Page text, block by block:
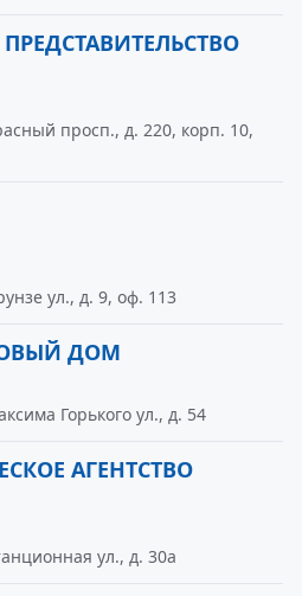
просп., д. 220, корп. 10,
ул., д. 9, оф. 113
ДОМ
Горького ул., д. 54
АГЕНТСТВО
ул., д. 30а